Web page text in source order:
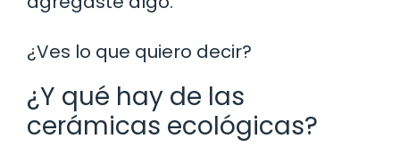
¿Ves lo que quiero decir?
¿Y qué hay de las
cerámicas ecológicas?